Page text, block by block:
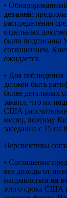
•
деталей:
распределения
отдельных
были подписаны
соглашением.
ожидается.
• Для
должен быть
более детальных
заявил, что их
США
месяц, поэтому
заседание с 15 на
Перспективы
• Соглашение
все доходы от
направляться на
этого срока США